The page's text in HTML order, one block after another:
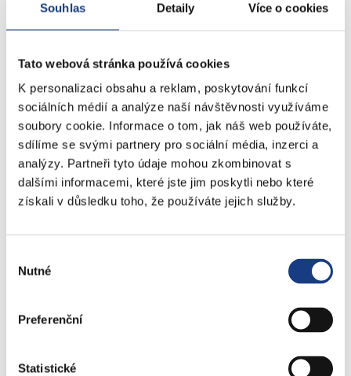
Souhlas Detaily Více o cookies
Tato webová stránka používá cookies
K personalizaci obsahu a reklam, poskytování funkcí
sociálních médií a analýze naší návštěvnosti využíváme
soubory cookie. Informace o tom, jak náš web používáte,
sdílíme se svými partnery pro sociální média, inzerci a
analýzy. Partneři tyto údaje mohou zkombinovat s
dalšími informacemi, které jste jim poskytli nebo které
získali v důsledku toho, že používáte jejich služby.
souhlasu
Nutné
Preferenční
Statistické
Informace
Vedení MČ
Osobní doklady
Czech POINT
Matriční záležitosti
Poplatky
Přestupky obecné
Volby
Štefánikova 17